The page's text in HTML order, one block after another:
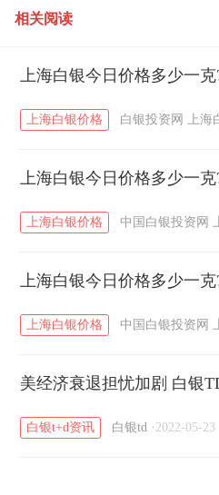
相关阅读
上海白银今日价格多少一
上海白银价格 白银投资网 上海
上海白银今日价格多少一
上海白银价格 中国白银投资网
上海白银今日价格多少一
上海白银价格 中国白银投资网
美经济衰退担忧加剧 白银
白银t+d资讯 白银td · 2022-05-23